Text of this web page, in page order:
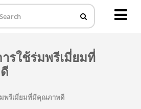
รใช้ร่มพรีเมี่ยมที่
พรีเมี่ยมที่มีคุณภาพดี